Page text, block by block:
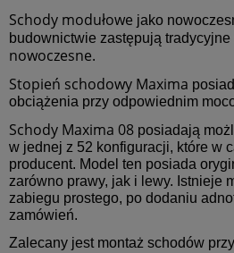
Schody modułowe jako
budownictwie zastępują tradycyjne
nowoczesne.
Stopień schodowy Maxima
obciążenia przy odpowiednim
Schody Maxima 08 posiadają
w jednej z 52 konfiguracji, które w
producent. Model ten posiada
zarówno prawy, jak i lewy. Istnieje
zabiegu prostego, po dodaniu
zamówień.
Zalecany jest montaż schodów